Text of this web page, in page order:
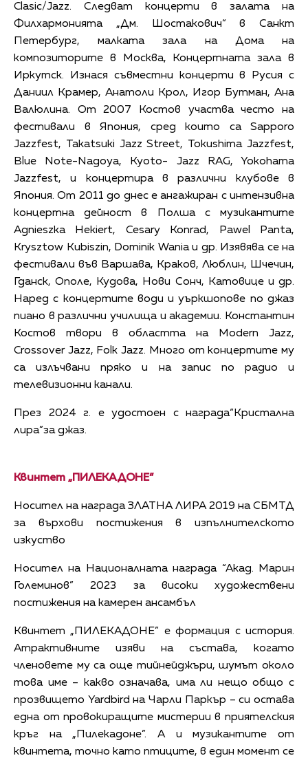
Clasic/Jazz. Следват концерти в залата на
Филхармонията „Дм. Шостакович“ в Санкт
Петербург, малката зала на Дома на
композиторите в Москва, Концертната зала в
Иркутск. Изнася съвместни концерти в Русия с
Даниил Крамер, Анатоли Крол, Игор Бутман, Ана
Валюлина. От 2007 Костов участва често на
фестивали в Япония, сред които са Sapporo
Jazzfest, Takatsuki Jazz Street, Tokushima Jazzfest,
Blue Note-Nagoya, Kyoto- Jazz RAG, Yokohama
Jazzfest, и концертира в различни клубове в
Япония. От 2011 до днес е ангажиран с интензивна
концертна дейност в Полша с музикантите
Agnieszka Hekiert, Cesary Konrad, Pawel Panta,
Krysztow Kubiszin, Dominik Wania и др. Изявява се на
фестивали във Варшава, Краков, Люблин, Шчечин,
Гданск, Ополе, Кудова, Нови Сонч, Катовице и др.
Наред с концертите води и уъркшопове по джаз
пиано в различни училища и академии. Константин
Костов твори в областта на Modern Jazz,
Crossover Jazz, Folk Jazz. Много от концертите му
са излъчвани пряко и на запис по радио и
телевизионни канали.
През 2024 г. е удостоен с награда“Кристална
лира”за джаз.
Квинтет „ПИЛЕКАДОНЕ”
Носител на награда ЗЛАТНА ЛИРА 2019 на СБМТД
за върхови постижения в изпълнителското
изкуство
Носител на Националната награда “Акад. Марин
Големинов” 2023 за високи художествени
постижения на камерен ансамбъл
Квинтет „ПИЛЕКАДОНЕ” е формация с история.
Атрактивните изяви на състава, когато
членовете му са още тийнейджъри, шумът около
това име – какво означава, има ли нещо общо с
прозвището Yardbird на Чарли Паркър – си остава
една от провокиращите мистерии в приятелския
кръг на „Пилекадоне”. А и музикантите от
квинтета, точно като птиците, в един момент се